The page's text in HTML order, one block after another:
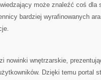
może znaleźć coś dla
bardziej wyrafinowanych
nowinki wnętrzarskie,
Dzięki temu portal